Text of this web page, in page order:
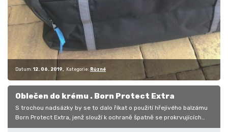
Datum: 12. 06. 2019 Kategorie: Různé
Oblečen do krému . Born Protect Extra
S trochou nadsázky by se to dalo říkat o použití hřejivého balzámu
Born Protect Extra, jenž slouží k ochraně špatně se prokrvujících
částí…